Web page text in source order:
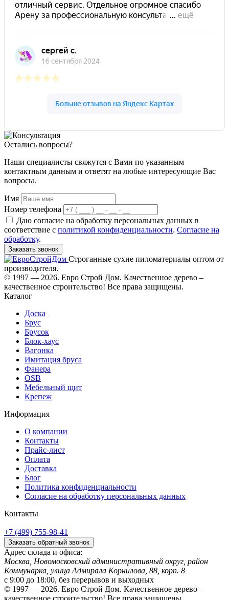
Остались вопросы?
Наши специалисты свяжутся с Вами по указанным
контактным данным и ответят на любые интересующие Вас
вопросы.
Имя
Номер телефона
Даю согласие на обработку персональных данных в
соответствие с политикой конфиденциальности. Согласие на
обработку.
Заказать звонок
Строганные сухие пиломатериалы оптом от
производителя.
© 1997 — 2026. Евро Строй Дом. Качественное дерево –
качественное строительство! Все права защищены.
Каталог
Доска
Брус
Брусок
Блок-хаус
Вагонка
Имитация бруса
Фанера
OSB
Мебельный щит
Крепеж
Информация
О компании
Контакты
Прайс-лист
Оплата
Доставка
Блог
Политика конфиденциальности
Согласие на обработку персональных данных
Контакты
+7 (499) 755-98-41
Заказать обратный звонок
Адрес склада и офиса:
Москва, Новомосковский административный округ, район
Коммунарка, улица Адмирала Корнилова, 88, корп. 8
с 9:00 до 18:00, без перерывов и выходных
© 1997 — 2026. Евро Строй Дом. Качественное дерево –
качественное строительство! Все права защищены.